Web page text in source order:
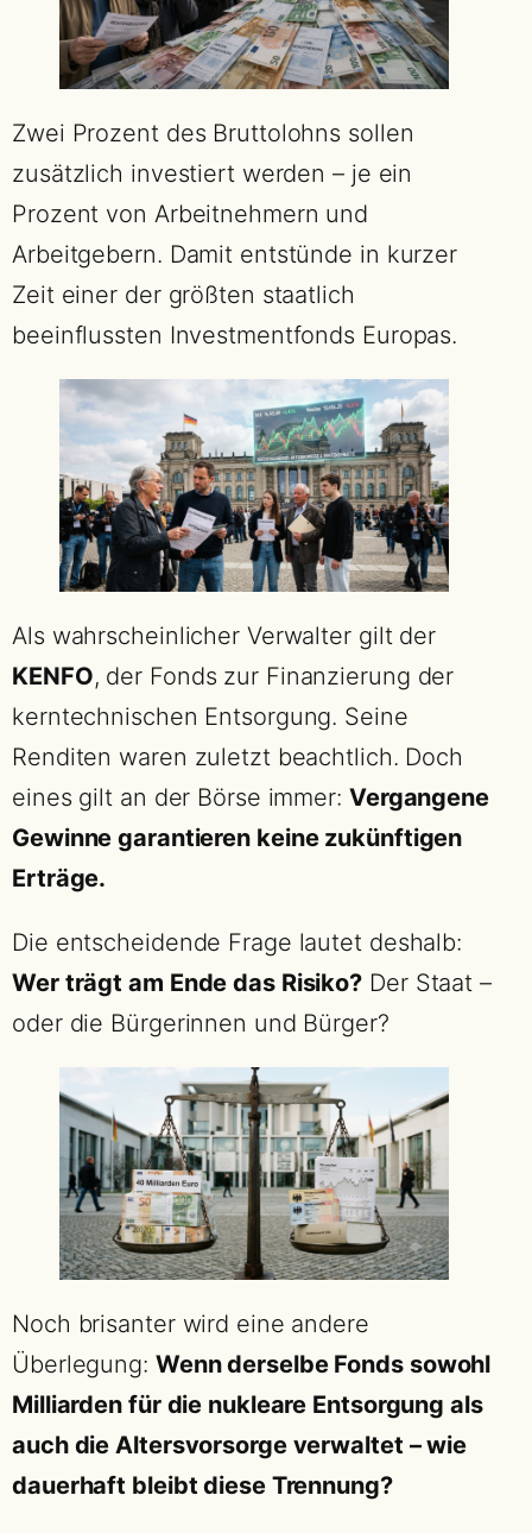
Zwei Prozent des Bruttolohns sollen
zusätzlich investiert werden – je ein
Prozent von Arbeitnehmern und
Arbeitgebern. Damit entstünde in kurzer
Zeit einer der größten staatlich
beeinflussten Investmentfonds Europas.
Als wahrscheinlicher Verwalter gilt der
KENFO, der Fonds zur Finanzierung der
kerntechnischen Entsorgung. Seine
Renditen waren zuletzt beachtlich. Doch
eines gilt an der Börse immer: Vergangene
Gewinne garantieren keine zukünftigen
Erträge.
Die entscheidende Frage lautet deshalb:
Wer trägt am Ende das Risiko? Der Staat –
oder die Bürgerinnen und Bürger?
Noch brisanter wird eine andere
Überlegung: Wenn derselbe Fonds sowohl
Milliarden für die nukleare Entsorgung als
auch die Altersvorsorge verwaltet – wie
dauerhaft bleibt diese Trennung?